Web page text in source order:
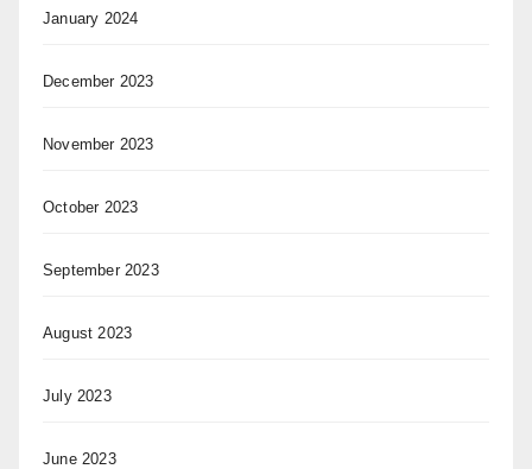
January 2024
December 2023
November 2023
October 2023
September 2023
August 2023
July 2023
June 2023